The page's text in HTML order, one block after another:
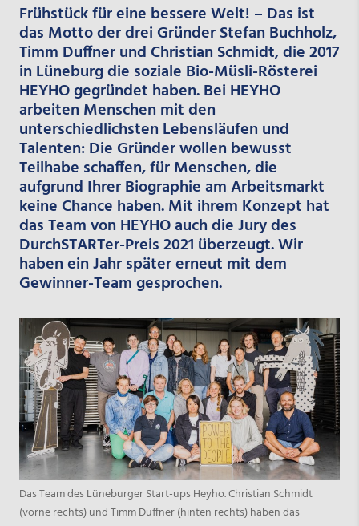
Frühstück für eine bessere Welt! – Das ist
das Motto der drei Gründer Stefan Buchholz,
Timm Duffner und Christian Schmidt, die 2017
in Lüneburg die soziale Bio-Müsli-Rösterei
HEYHO gegründet haben. Bei HEYHO
arbeiten Menschen mit den
unterschiedlichsten Lebensläufen und
Talenten: Die Gründer wollen bewusst
Teilhabe schaffen, für Menschen, die
aufgrund Ihrer Biographie am Arbeitsmarkt
keine Chance haben. Mit ihrem Konzept hat
das Team von HEYHO auch die Jury des
DurchSTARTer-Preis 2021 überzeugt. Wir
haben ein Jahr später erneut mit dem
Gewinner-Team gesprochen.
Das Team des Lüneburger Start-ups Heyho. Christian Schmidt
(vorne rechts) und Timm Duffner (hinten rechts) haben das